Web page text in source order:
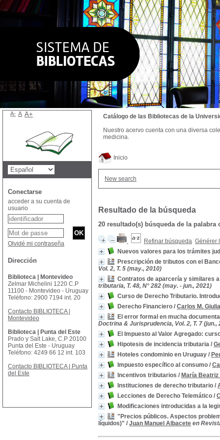
Inicio
New search
Resultado de la búsqueda
20 resultado(s) búsqueda de la palabra
Refinar búsqueda Générer
Nuevos valores para los trámites
Prescripción de tributos con el
Vol. 2, T. 5 (may., 2010)
Contratos de aparcería y similares
tributaria, T. 48, N° 282 (may. - jun., 2021)
Curso de Derecho Tributario.
Derecho Financiero / Carlos M.
El error formal en mucha
Doctrina & Jurisprudencia, Vol. 2, T. 7 (jun.,
El Impuesto al Valor Agregado:
Hipotesis de incidencia tributaria /
Hoteles condominio en Uruguay /
Impuesto específico al consumo /
Incentivos tributarios / María Beatriz
Instituciones de derecho tributario /
Lecciones de Derecho Telemático /
Modificaciones introducidas a la
"Precios públicos. Aspectos
líquidos)" / Juan Manuel Albacete en
Catálogo de las Bibliotecas de la
Nuestro acervo cuenta con una diversa
medicina.
A- A A+
Conectarse
acceder a su cuenta de
usuario
Olvidé mi contraseña
Dirección
Biblioteca | Montevideo
Zelmar Michelini 1220 C.P
11100 - Montevideo - Uruguay
Teléfono: 2900 7194 int. 20
Contacto BIBLIOTECA |
Montevideo
Biblioteca | Punta del Este
Prado y Salt Lake, C.P 20100
Punta del Este - Uruguay
Teléfono: 4249 66 12 int. 103
Contacto BIBLIOTECA | Punta
del Este